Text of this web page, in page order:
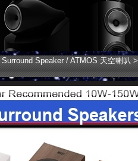
Speaker / ATMOS 天空喇叭>